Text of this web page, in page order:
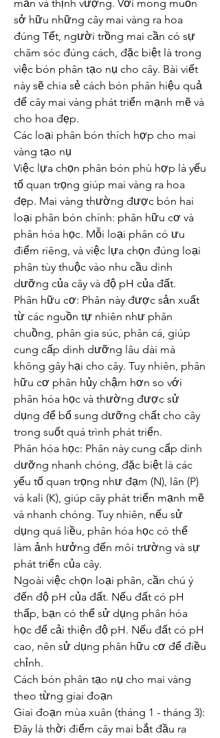
mắn và thịnh vượng. Với mong muốn
sở hữu những cây mai vàng ra hoa
đúng Tết, người trồng mai cần có sự
chăm sóc đúng cách, đặc biệt là trong
việc bón phân tạo nụ cho cây. Bài viết
này sẽ chia sẻ cách bón phân hiệu quả
để cây mai vàng phát triển mạnh mẽ và
cho hoa đẹp.
Các loại phân bón thích hợp cho mai
vàng tạo nụ
Việc lựa chọn phân bón phù hợp là yếu
tố quan trọng giúp mai vàng ra hoa
đẹp. Mai vàng thường được bón hai
loại phân bón chính: phân hữu cơ và
phân hóa học. Mỗi loại phân có ưu
điểm riêng, và việc lựa chọn đúng loại
phân tùy thuộc vào nhu cầu dinh
dưỡng của cây và độ pH của đất.
Phân hữu cơ: Phân này được sản xuất
từ các nguồn tự nhiên như phân
chuồng, phân gia súc, phân cá, giúp
cung cấp dinh dưỡng lâu dài mà
không gây hại cho cây. Tuy nhiên, phân
hữu cơ phân hủy chậm hơn so với
phân hóa học và thường được sử
dụng để bổ sung dưỡng chất cho cây
trong suốt quá trình phát triển.
Phân hóa học: Phân này cung cấp dinh
dưỡng nhanh chóng, đặc biệt là các
yếu tố quan trọng như đạm (N), lân (P)
và kali (K), giúp cây phát triển mạnh mẽ
và nhanh chóng. Tuy nhiên, nếu sử
dụng quá liều, phân hóa học có thể
làm ảnh hưởng đến môi trường và sự
phát triển của cây.
Ngoài việc chọn loại phân, cần chú ý
đến độ pH của đất. Nếu đất có pH
thấp, bạn có thể sử dụng phân hóa
học để cải thiện độ pH. Nếu đất có pH
cao, nên sử dụng phân hữu cơ để điều
chỉnh.
Cách bón phân tạo nụ cho mai vàng
theo từng giai đoạn
Giai đoạn mùa xuân (tháng 1 - tháng 3):
Đây là thời điểm cây mai bắt đầu ra